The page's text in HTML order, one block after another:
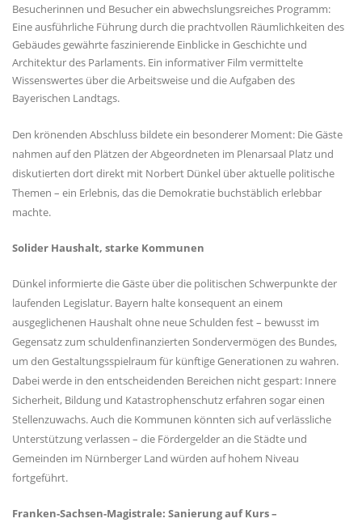
Besucherinnen und Besucher ein abwechslungsreiches Programm:
Eine ausführliche Führung durch die prachtvollen Räumlichkeiten des
Gebäudes gewährte faszinierende Einblicke in Geschichte und
Architektur des Parlaments. Ein informativer Film vermittelte
Wissenswertes über die Arbeitsweise und die Aufgaben des
Bayerischen Landtags.
Den krönenden Abschluss bildete ein besonderer Moment: Die Gäste
nahmen auf den Plätzen der Abgeordneten im Plenarsaal Platz und
diskutierten dort direkt mit Norbert Dünkel über aktuelle politische
Themen – ein Erlebnis, das die Demokratie buchstäblich erlebbar
machte.
Solider Haushalt, starke Kommunen
Dünkel informierte die Gäste über die politischen Schwerpunkte der
laufenden Legislatur. Bayern halte konsequent an einem
ausgeglichenen Haushalt ohne neue Schulden fest – bewusst im
Gegensatz zum schuldenfinanzierten Sondervermögen des Bundes,
um den Gestaltungsspielraum für künftige Generationen zu wahren.
Dabei werde in den entscheidenden Bereichen nicht gespart: Innere
Sicherheit, Bildung und Katastrophenschutz erfahren sogar einen
Stellenzuwachs. Auch die Kommunen könnten sich auf verlässliche
Unterstützung verlassen – die Fördergelder an die Städte und
Gemeinden im Nürnberger Land würden auf hohem Niveau
fortgeführt.
Franken-Sachsen-Magistrale: Sanierung auf Kurs –